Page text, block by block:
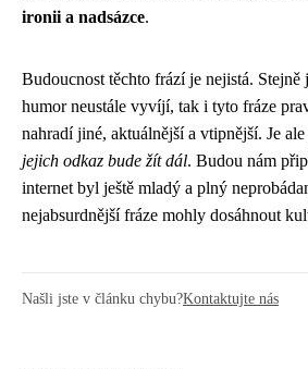
ironii a nadsázce.
Budoucnost těchto frází je nejistá. Stejně
humor neustále vyvíjí, tak i tyto fráze
nahradí jiné, aktuálnější a vtipnější. Je
jejich odkaz bude žít dál. Budou nám
internet byl ještě mladý a plný
nejabsurdnější fráze mohly dosáhnout
Našli jste v článku chybu?Kontaktujte nás